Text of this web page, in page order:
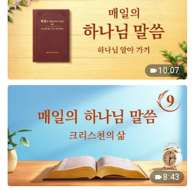
10:07
8:43